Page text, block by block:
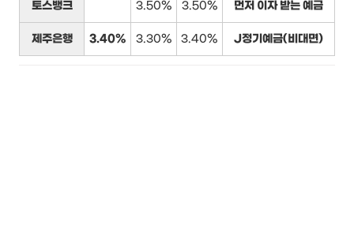
토스뱅크 3.50% 3.50% 먼저 이자 받는 예금
제주은행 3.40% 3.30% 3.40% J정기예금(비대면)